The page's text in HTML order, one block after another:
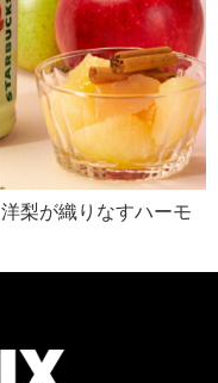
梨が織りなすハーモ